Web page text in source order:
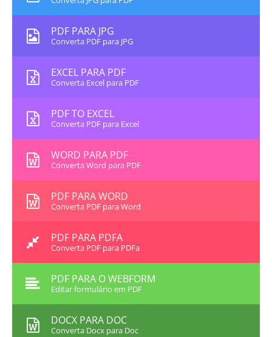
PDF PARA JPG
Converta PDF para JPG
EXCEL PARA PDF
Converta Excel para PDF
PDF TO EXCEL
Converta PDF para Excel
WORD PARA PDF
Converta Word para PDF
PDF PARA WORD
Converta PDF para Word
PDF PARA PDFA
Converta PDF para PDFa
PDF PARA O WEBFORM
Editar formulário em PDF
DOCX PARA DOC
Converta Docx para Doc